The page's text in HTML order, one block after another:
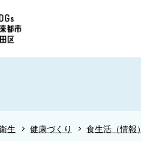
生 健康づくり 食生活（情報）